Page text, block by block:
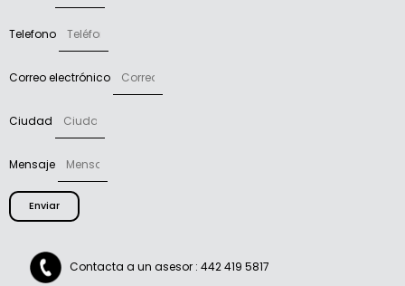
Telefono
Correo electrónico
Ciudad
Mensaje
Enviar
Contacta a un asesor : 442 419 5817